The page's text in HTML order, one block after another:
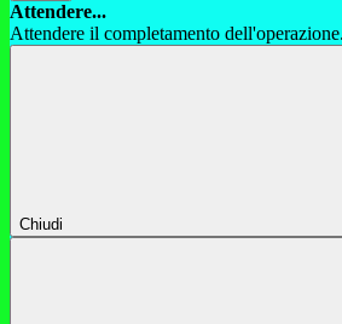
Attendere...
Attendere il completamento
Chiudi